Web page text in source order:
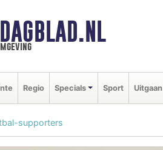
Regio Specials Sport Uitgaan
supporters